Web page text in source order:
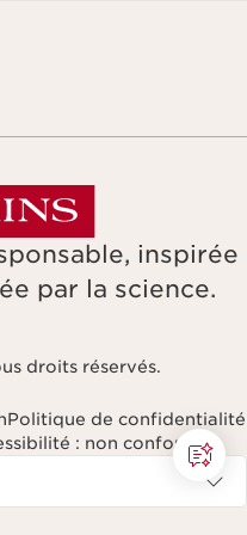
inspirée
par la science.
droits réservés.
Politique de confidentialité
: non conforme